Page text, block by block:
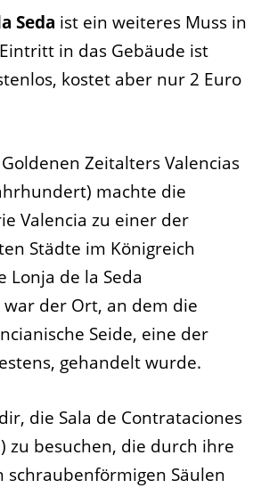
Seda ist ein weiteres Muss in
in das Gebäude ist
kostet aber nur 2 Euro
Zeitalters Valencias
machte die
Valencia zu einer der
Städte im Königreich
Lonja de la Seda
war der Ort, an dem die
Seide, eine der
gehandelt wurde.
die Sala de Contrataciones
zu besuchen, die durch ihre
schraubenförmigen Säulen